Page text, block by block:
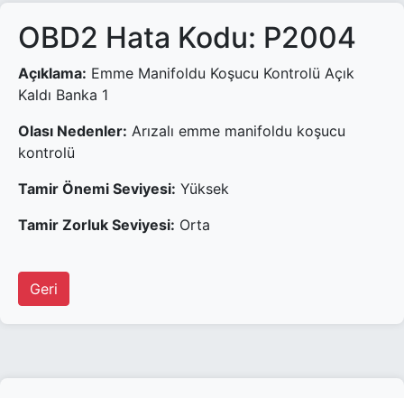
OBD2 Hata Kodu: P2004
Açıklama: Emme Manifoldu Koşucu Kontrolü Açık
Kaldı Banka 1
Olası Nedenler: Arızalı emme manifoldu koşucu
kontrolü
Tamir Önemi Seviyesi: Yüksek
Tamir Zorluk Seviyesi: Orta
Geri